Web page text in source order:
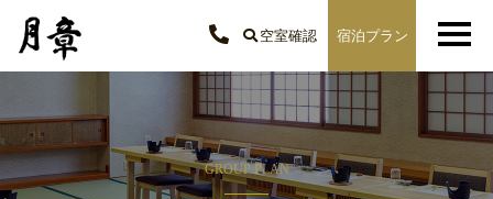
空室確認 宿泊プラン
GROUP PLAN